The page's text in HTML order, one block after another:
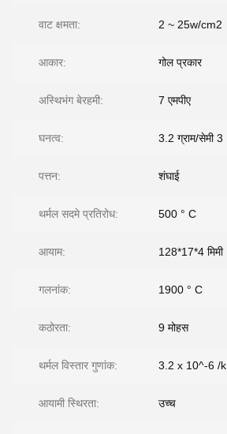
वाट क्षमता: 2 ~ 25w/cm2
आकार: गोल प्रकार
अस्थिभंग बेरहमी: 7 एमपीए
घनत्व: 3.2 ग्राम/सेमी 3
पत्तन: शंघाई
थर्मल सदमे प्रतिरोध: 500 ° C
आयाम: 128*17*4 मिमी
गलनांक: 1900 ° C
कठोरता: 9 मोहस
थर्मल विस्तार गुणांक: 3.2 x 10^-6 /k
आयामी स्थिरता: उच्च